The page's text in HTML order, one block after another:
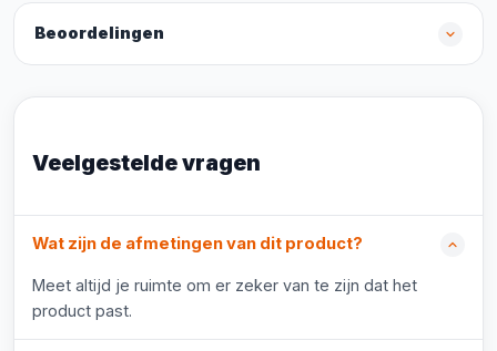
Beoordelingen
Veelgestelde vragen
Wat zijn de afmetingen van dit product?
Meet altijd je ruimte om er zeker van te zijn dat het
product past.